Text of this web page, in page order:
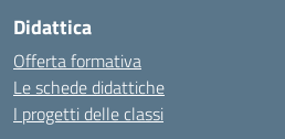
Didattica
Offerta formativa
Le schede didattiche
I progetti delle classi